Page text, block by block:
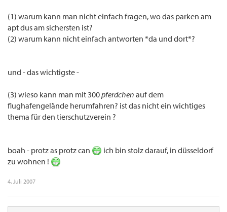
(1) warum kann man nicht einfach fragen, wo das parken am
apt dus am sichersten ist?
(2) warum kann nicht einfach antworten *da und dort*?
und - das wichtigste -
(3) wieso kann man mit 300pferdchen auf dem
flughafengelände herumfahren? ist das nicht ein wichtiges
thema für den tierschutzverein ?
boah - protz as protz can
ich bin stolz darauf, in düsseldorf
zu wohnen !
4. Juli 2007